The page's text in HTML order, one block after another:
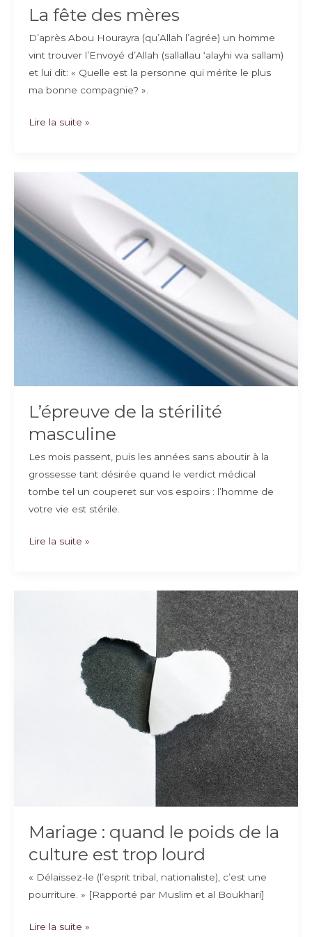
La fête des mères
D’après Abou Hourayra (qu’Allah l’agrée) un homme
vint trouver l’Envoyé d’Allah (sallallau ‘alayhi wa sallam)
et lui dit: « Quelle est la personne qui mérite le plus
ma bonne compagnie? ».
La
Lire la suite »
L’épreuve de la stérilité
masculine
Les mois passent, puis les années sans aboutir à la
grossesse tant désirée quand le verdict médical
tombe tel un couperet sur vos espoirs : l’homme de
votre vie est stérile.
L’épreuve
Lire la suite »
Mariage : quand le poids de la
culture est trop lourd
« Délaissez-le (l’esprit tribal, nationaliste), c’est une
pourriture. » [Rapporté par Muslim et al Boukhari]
Mariage
Lire la suite »